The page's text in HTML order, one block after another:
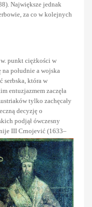
Największe jednak
za co w kolejnych
punkt ciężkości w
południe a wojska
serbska, która w
entuzjazmem zaczęła
tylko zachęcały
decyzję o
podjął ówczesny
III Crnojević (1633–